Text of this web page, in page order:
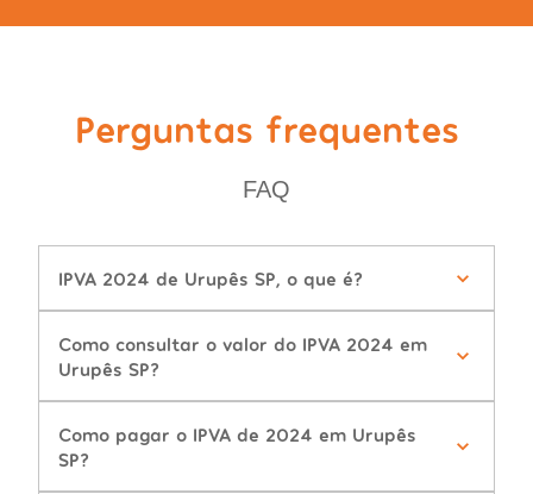
Perguntas frequentes
FAQ
IPVA 2024 de Urupês SP, o que é?
Como consultar o valor do IPVA 2024 em
Urupês SP?
Como pagar o IPVA de 2024 em Urupês
SP?